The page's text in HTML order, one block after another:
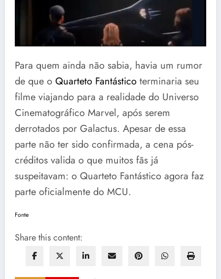
Para quem ainda não sabia, havia um rumor
de que o Quarteto Fantástico terminaria seu
filme viajando para a realidade do Universo
Cinematográfico Marvel, após serem
derrotados por Galactus. Apesar de essa
parte não ter sido confirmada, a cena pós-
créditos valida o que muitos fãs já
suspeitavam: o Quarteto Fantástico agora faz
parte oficialmente do MCU.
Fonte
Share this content: